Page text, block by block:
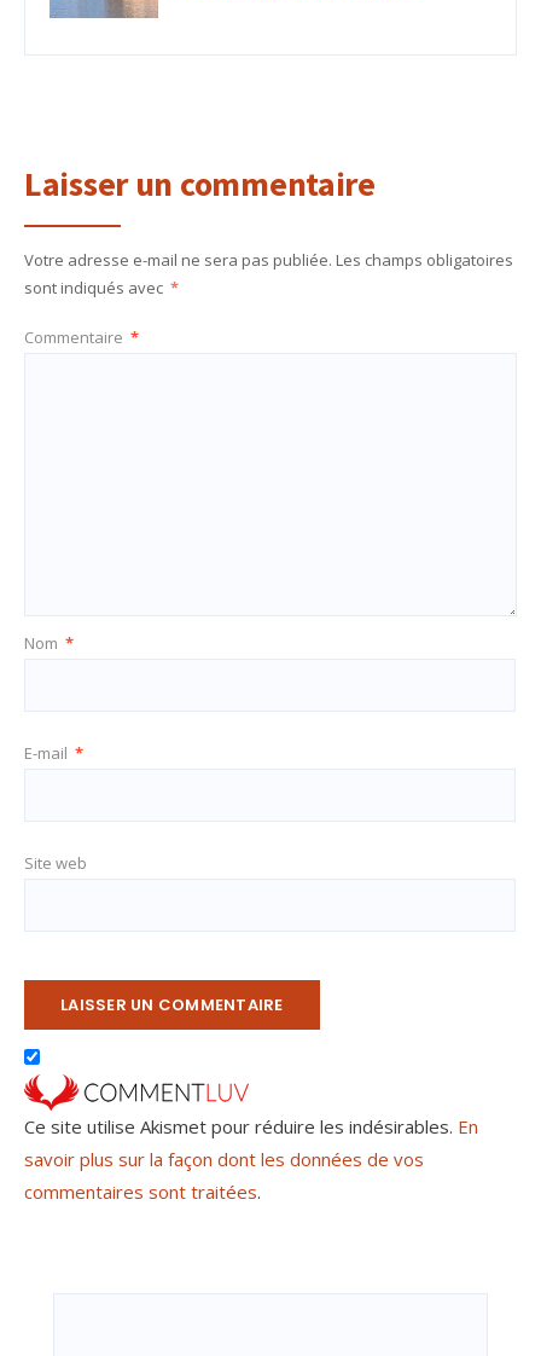
Laisser un commentaire
Votre adresse e-mail ne sera pas publiée. Les champs obligatoires
sont indiqués avec *
Commentaire *
Nom *
E-mail *
Site web
Ce site utilise Akismet pour réduire les indésirables. En
savoir plus sur la façon dont les données de vos
commentaires sont traitées.